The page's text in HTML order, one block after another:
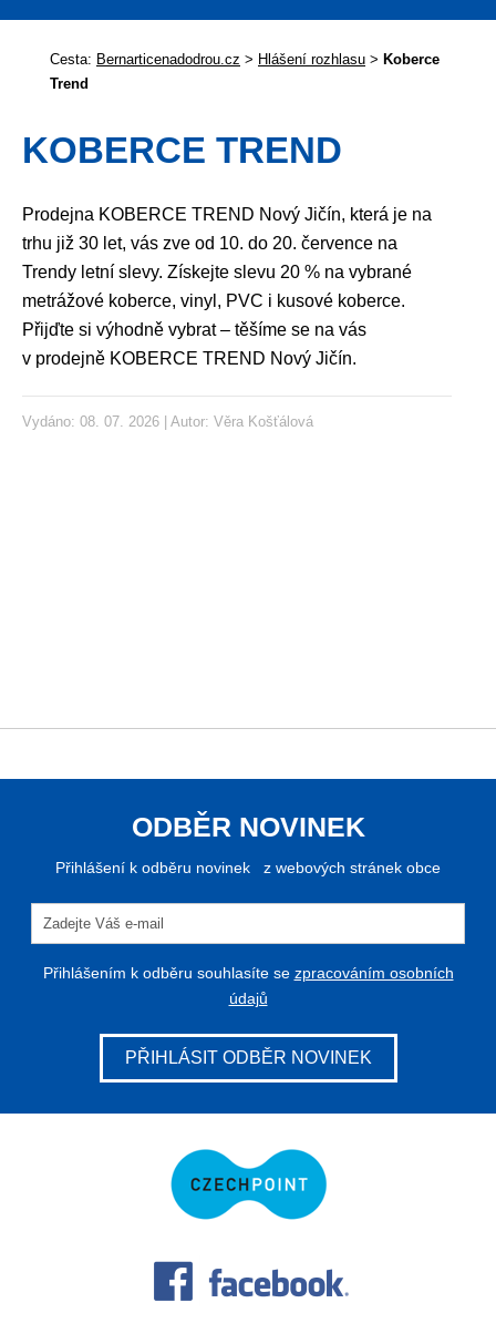
Cesta: Bernarticenadodrou.cz > Hlášení rozhlasu > Koberce
Trend
KOBERCE TREND
Prodejna KOBERCE TREND Nový Jičín, která je na
trhu již 30 let, vás zve od 10. do 20. července na
Trendy letní slevy. Získejte slevu 20 % na vybrané
metrážové koberce, vinyl, PVC i kusové koberce.
Přijďte si výhodně vybrat – těšíme se na vás
v prodejně KOBERCE TREND Nový Jičín.
Vydáno: 08. 07. 2026 | Autor: Věra Košťálová
ODBĚR NOVINEK
Přihlášení k odběru novinek z webových stránek obce
Přihlášením k odběru souhlasíte se zpracováním osobních
údajů
PŘIHLÁSIT ODBĚR NOVINEK